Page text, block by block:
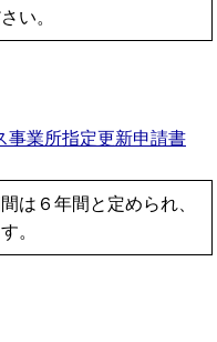
い。
事業所指定更新申請書
は６年間と定められ、
。